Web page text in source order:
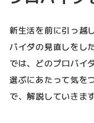
新生活を前に引っ越
バイダの見直しをし
では、どのプロバイ
選ぶにあたって気を
で、解説していきます